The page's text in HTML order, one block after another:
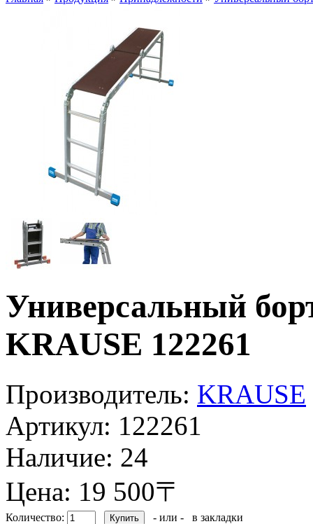
Универсальный
KRAUSE 122261
Производитель: KRAUSE
Артикул: 122261
Наличие: 24
Цена: 19 500〒
Количество: - или -
в закладки